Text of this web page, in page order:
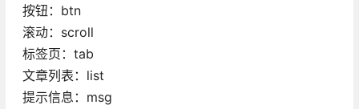
按钮：btn
滚动：scroll
标签页：tab
文章列表：list
提示信息：msg